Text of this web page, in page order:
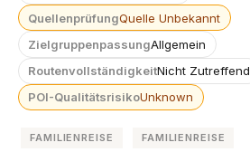
QuellenprüfungQuelle Unbekannt
ZielgruppenpassungAllgemein
RoutenvollständigkeitNicht Zutreffend
POI-QualitätsrisikoUnknown
FAMILIENREISE FAMILIENREISE